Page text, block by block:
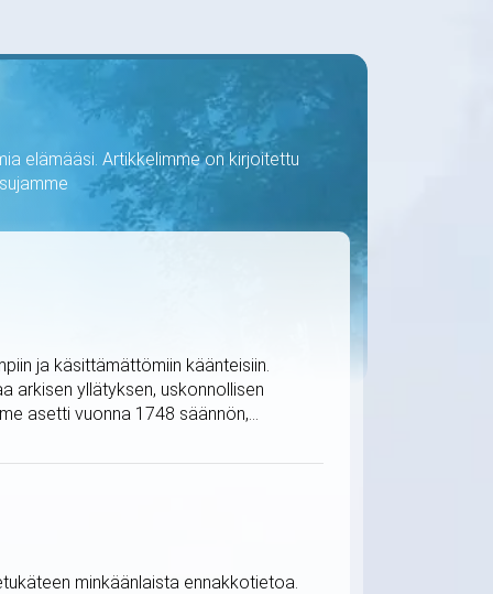
elämääsi. Artikkelimme on kirjoitettu
ja käsittämättömiin käänteisiin.
arkisen yllätyksen, uskonnollisen
asetti vuonna 1748 säännön,...
minkäänlaista ennakkotietoa.